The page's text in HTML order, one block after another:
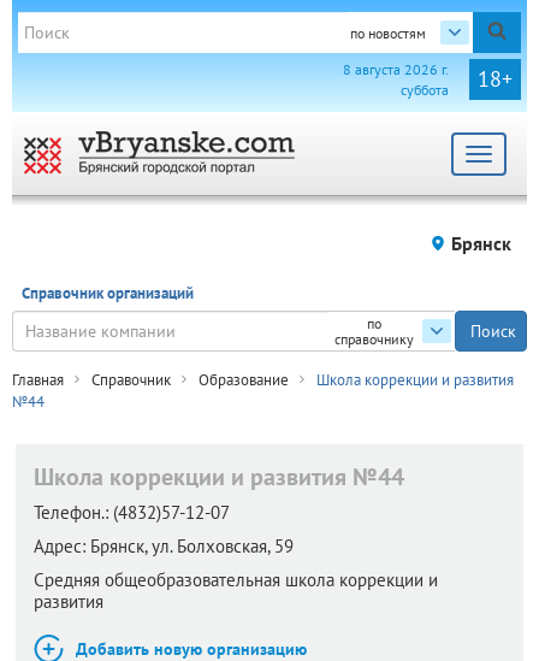
по новостям
18+
8 августа 2026 г.
суббота
Toggle
Брянск
Справочник организаций
по
справочнику
Главная Справочник Образование
Школа коррекции и развития
№44
Школа коррекции и развития №44
Телефон.: (4832)57-12-07
Адрес: Брянск,ул. Болховская, 59
Средняя общеобразовательная школа коррекции и
развития
Добавить новую организацию